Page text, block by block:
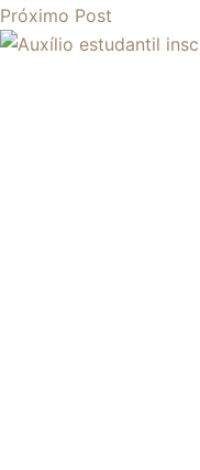
Próximo Post